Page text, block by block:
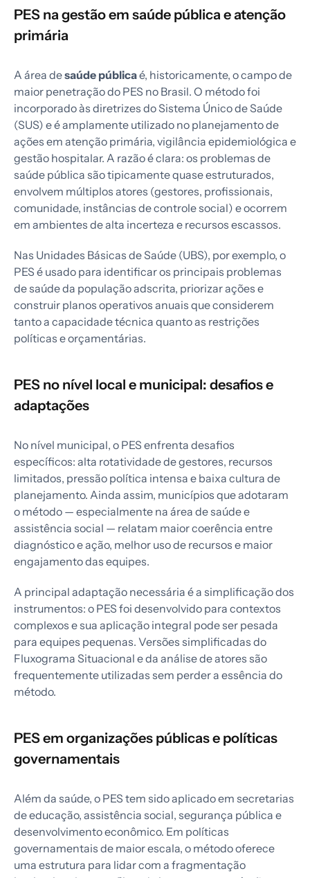
PES na gestão em saúde pública e atenção
primária
A área desaúde públicaé, historicamente, o campo de
maior penetração do PES no Brasil. O método foi
incorporado às diretrizes do Sistema Único de Saúde
(SUS) e é amplamente utilizado no planejamento de
ações em atenção primária, vigilância epidemiológica e
gestão hospitalar. A razão é clara: os problemas de
saúde pública são tipicamente quase estruturados,
envolvem múltiplos atores (gestores, profissionais,
comunidade, instâncias de controle social) e ocorrem
em ambientes de alta incerteza e recursos escassos.
Nas Unidades Básicas de Saúde (UBS), por exemplo, o
PES é usado para identificar os principais problemas
de saúde da população adscrita, priorizar ações e
construir planos operativos anuais que considerem
tanto a capacidade técnica quanto as restrições
políticas e orçamentárias.
PES no nível local e municipal: desafios e
adaptações
No nível municipal, o PES enfrenta desafios
específicos: alta rotatividade de gestores, recursos
limitados, pressão política intensa e baixa cultura de
planejamento. Ainda assim, municípios que adotaram
o método — especialmente na área de saúde e
assistência social — relatam maior coerência entre
diagnóstico e ação, melhor uso de recursos e maior
engajamento das equipes.
A principal adaptação necessária é a simplificação dos
instrumentos: o PES foi desenvolvido para contextos
complexos e sua aplicação integral pode ser pesada
para equipes pequenas. Versões simplificadas do
Fluxograma Situacional e da análise de atores são
frequentemente utilizadas sem perder a essência do
método.
PES em organizações públicas e políticas
governamentais
Além da saúde, o PES tem sido aplicado em secretarias
de educação, assistência social, segurança pública e
desenvolvimento econômico. Em políticas
governamentais de maior escala, o método oferece
uma estrutura para lidar com a fragmentação